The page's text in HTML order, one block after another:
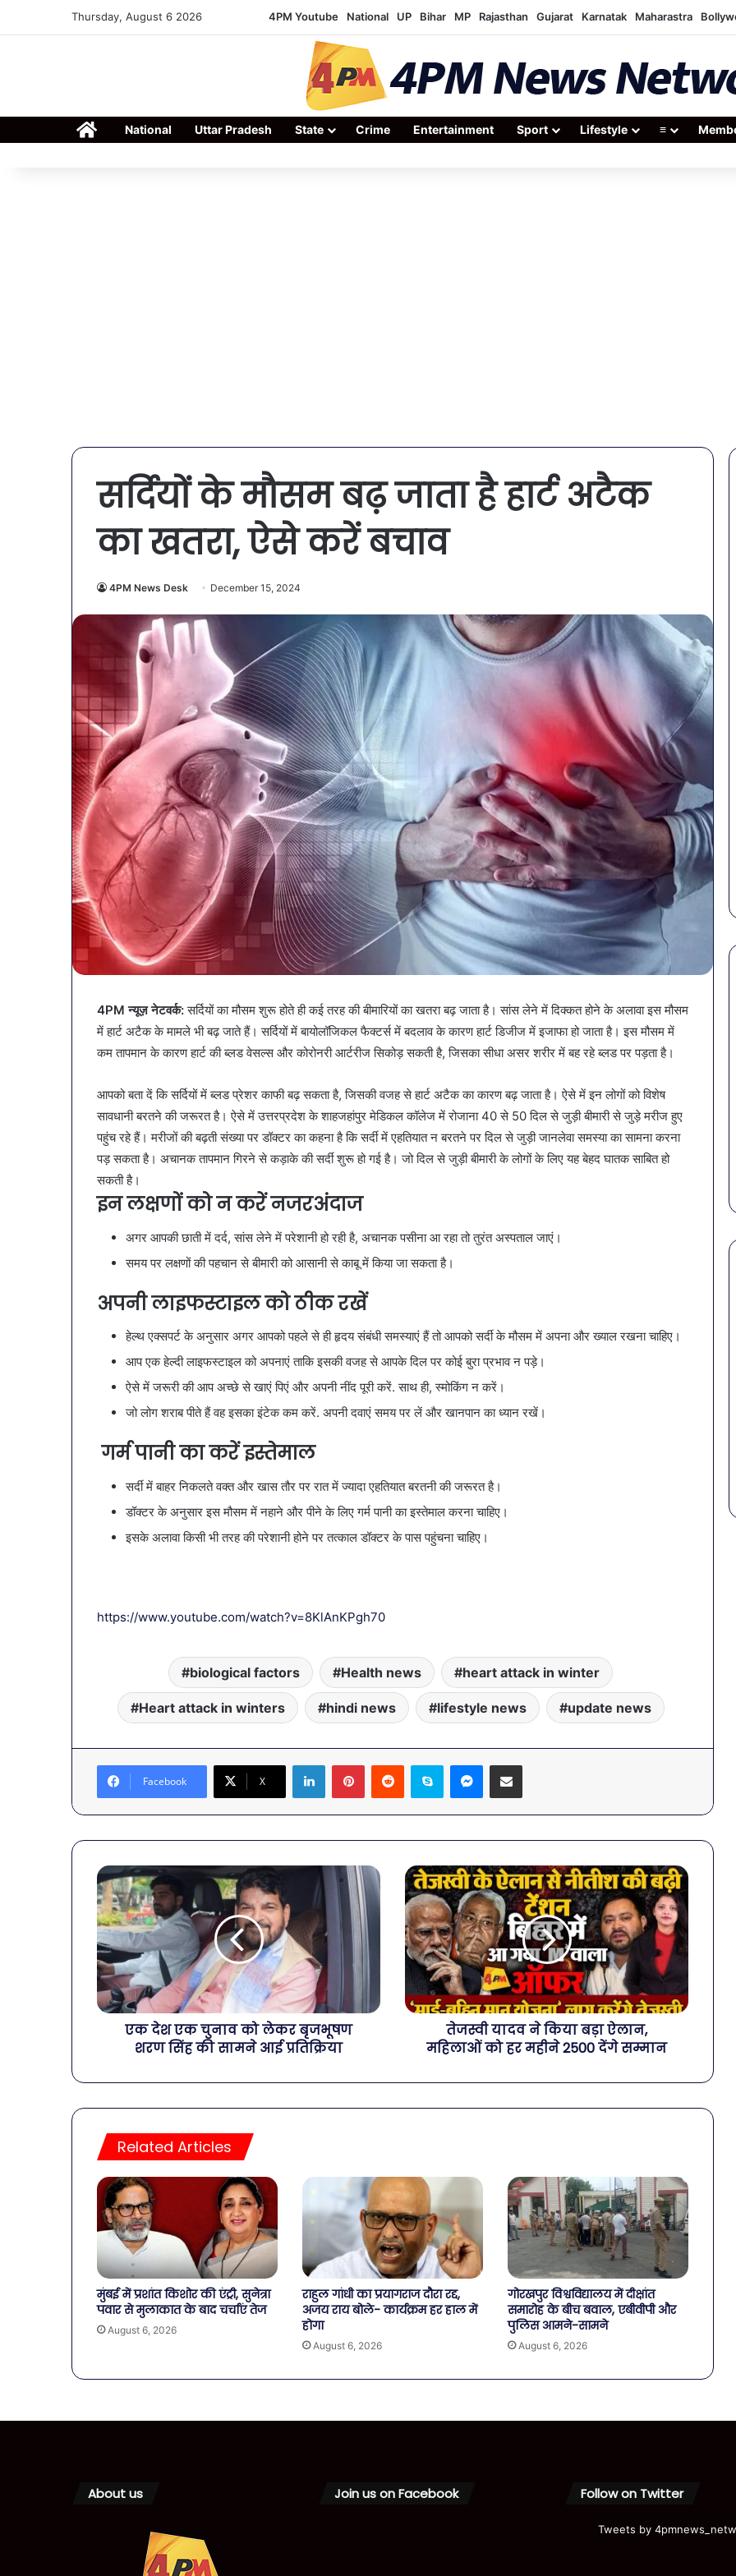
Thursday, August 6 2026 4PM Youtube National UP Bihar MP Rajasthan Gujarat Karnatak Maharastra
HomeNational Uttar Pradesh State Crime Entertainment Sport Lifestyle ≡
सर्दियों के मौसम बढ़ जाता है हार्ट अटैक
का खतरा, ऐसे करें बचाव
4PM News Desk December 15, 2024
4PM न्यूज़ नेटवर्क:सर्दियों का मौसम शुरू होते ही कई तरह की बीमारियों का खतरा बढ़ जाता है। सांस लेने में दिक्कत होने के अलावा इस मौसम
में हार्ट अटैक के मामले भी बढ़ जाते हैं। सर्दियों में बायोलॉजिकल फैक्टर्स में बदलाव के कारण हार्ट डिजीज में इजाफा हो जाता है। इस मौसम में
कम तापमान के कारण हार्ट की ब्लड वेसल्स और कोरोनरी आर्टरीज सिकोड़ सकती है, जिसका सीधा असर शरीर में बह रहे ब्लड पर पड़ता है।
आपको बता दें कि सर्दियों में ब्लड प्रेशर काफी बढ़ सकता है, जिसकी वजह से हार्ट अटैक का कारण बढ़ जाता है। ऐसे में इन लोगों को विशेष
सावधानी बरतने की जरूरत है। ऐसे में उत्तरप्रदेश के शाहजहांपुर मेडिकल कॉलेज में रोजाना 40 से 50 दिल से जुड़ी बीमारी से जुड़े मरीज हुए
पहुंच रहे हैं। मरीजों की बढ़ती संख्या पर डॉक्टर का कहना है कि सर्दी में एहतियात न बरतने पर दिल से जुड़ी जानलेवा समस्या का सामना करना
पड़ सकता है। अचानक तापमान गिरने से कड़ाके की सर्दी शुरू हो गई है। जो दिल से जुड़ी बीमारी के लोगों के लिए यह बेहद घातक साबित हो
सकती है।
इन लक्षणों को न करें नजरअंदाज
अगर आपकी छाती में दर्द, सांस लेने में परेशानी हो रही है, अचानक पसीना आ रहा तो तुरंत अस्पताल जाएं।
समय पर लक्षणों की पहचान से बीमारी को आसानी से काबू में किया जा सकता है।
अपनी लाइफस्टाइल को ठीक रखें
हेल्थ एक्सपर्ट के अनुसार अगर आपको पहले से ही हृदय संबंधी समस्याएं हैं तो आपको सर्दी के मौसम में अपना और ख्याल रखना चाहिए।
आप एक हेल्दी लाइफस्टाइल को अपनाएं ताकि इसकी वजह से आपके दिल पर कोई बुरा प्रभाव न पड़े।
ऐसे में जरूरी की आप अच्छे से खाएं पिएं और अपनी नींद पूरी करें. साथ ही, स्मोकिंग न करें।
जो लोग शराब पीते हैं वह इसका इंटेक कम करें. अपनी दवाएं समय पर लें और खानपान का ध्यान रखें।
गर्म पानी का करें इस्तेमाल
सर्दी में बाहर निकलते वक्त और खास तौर पर रात में ज्यादा एहतियात बरतनी की जरूरत है।
डॉक्टर के अनुसार इस मौसम में नहाने और पीने के लिए गर्म पानी का इस्तेमाल करना चाहिए।
इसके अलावा किसी भी तरह की परेशानी होने पर तत्काल डॉक्टर के पास पहुंचना चाहिए।
https://www.youtube.com/watch?v=8KlAnKPgh70
biological factors Health news heart attack in winter
Heart attack in winters hindi news lifestyle news update news
Facebook X
LinkedInPinterestReddit Skype Messenger
Share via Email
एक देश एक चुनाव को लेकर बृजभूषण
शरण सिंह की सामने आई प्रतिक्रिया
तेजस्वी यादव ने किया बड़ा ऐलान,
महिलाओं को हर महीने 2500 देंगे सम्मान
Related Articles
मुंबई में प्रशांत किशोर की एंट्री, सुनेत्रा
पवार से मुलाकात के बाद चर्चाएं तेज
August 6, 2026
राहुल गांधी का प्रयागराज दौरा रद्द,
अजय राय बोले- कार्यक्रम हर हाल में
होगा
August 6, 2026
गोरखपुर विश्वविद्यालय में दीक्षांत
समारोह के बीच बवाल, एबीवीपी और
पुलिस आमने-सामने
August 6, 2026
व्यापारियों
को
राहत
SAS
नगर
में
ट्रेडर्स
पहली
केजरीवाल–
मान
कदम
January 9, 2026
व्यापारियों को राहत की पहल: SAS
नगर में ट्रेडर्स कमीशन की पहली
बैठक, केजरीवाल–मान का बड़ा
कदम
पेट
की
समस्याओं
है?
गर्मियों
में
डाइट
7
March 30, 2026
पेट की समस्याओं से बचना है?
गर्मियों में डाइट में शामिल करें ये 7
सब्जियां
About us Join us on Facebook Follow on Twitter
Tweets by